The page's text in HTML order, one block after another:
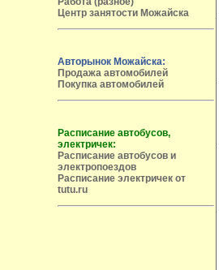
Центр занятости Можайска
Авторынок Можайска:
Продажа автомобилей
Покупка автомобилей
Расписание автобусов,
электричек:
Расписание автобусов и
электропоездов
Расписание электричек от
tutu.ru